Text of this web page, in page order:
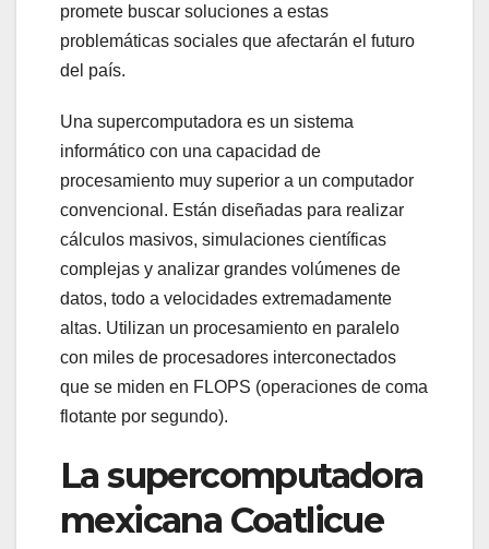
promete buscar soluciones a estas
problemáticas sociales que afectarán el futuro
del país.
Una supercomputadora es un sistema
informático con una capacidad de
procesamiento muy superior a un computador
convencional. Están diseñadas para realizar
cálculos masivos, simulaciones científicas
complejas y analizar grandes volúmenes de
datos, todo a velocidades extremadamente
altas. Utilizan un procesamiento en paralelo
con miles de procesadores interconectados
que se miden en FLOPS (operaciones de coma
flotante por segundo).
La supercomputadora
mexicana Coatlicue